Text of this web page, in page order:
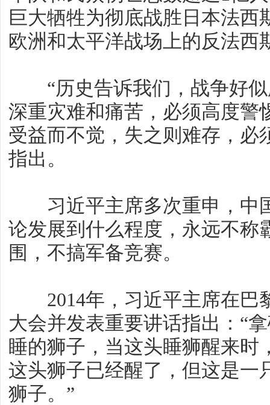
巨大牺牲为彻底战胜日本法西
欧洲和太平洋战场上的反法西
“历史告诉我们，战争好似
深重灾难和痛苦，必须高度警
受益而不觉，失之则难存，必
指出。
习近平主席多次重申，中
论发展到什么程度，永远不称
围，不搞军备竞赛。
2014年，习近平主席在巴
大会并发表重要讲话指出：“
睡的狮子，当这头睡狮醒来时
这头狮子已经醒了，但这是一
狮子。”